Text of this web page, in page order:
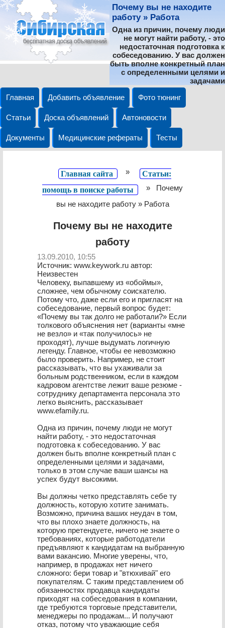
Почему вы не находите
работу » Работа
Одна из причин, почему люди
не могут найти работу, - это
недостаточная подготовка к
собеседованию. У вас должен
быть вполне конкретный план
с определенными целями и
задачами
Главная
Добавить объявление Фото тюнинг
Статьи Доска объявлений Автоновости
Документы Медицинские рефераты Тесты
Главная сайта »
Статьи:
помощь в поиске работы
» Почему
вы не находите работу » Работа
Почему вы не находите
работу
13.09.2010, 10:55
Источник: www.keywork.ru автор:
Неизвестен
Человеку, выпавшему из «обоймы»,
сложнее, чем обычному соискателю.
Потому что, даже если его и пригласят на
собеседование, первый вопрос будет:
«Почему вы так долго не работали?» Если
толкового объяснения нет (варианты «мне
не везло» и «так получилось» не
проходят), лучше выдумать логичную
легенду. Главное, чтобы ее невозможно
было проверить. Например, не стоит
рассказывать, что вы ухаживали за
больным родственником, если в каждом
кадровом агентстве лежит ваше резюме -
сотруднику департамента персонала это
легко выяснить, рассказывает
www.efamily.ru.
Одна из причин, почему люди не могут
найти работу, - это недостаточная
подготовка к собеседованию. У вас
должен быть вполне конкретный план с
определенными целями и задачами,
только в этом случае ваши шансы на
успех будут высокими.
Вы должны четко представлять себе ту
должность, которую хотите занимать.
Возможно, причина ваших неудач в том,
что вы плохо знаете должность, на
которую претендуете, ничего не знаете о
требованиях, которые работодатели
предъявляют к кандидатам на выбранную
вами вакансию. Многие уверены, что,
например, в продажах нет ничего
сложного: бери товар и "втюхивай" его
покупателям. С таким представлением об
обязанностях продавца кандидаты
приходят на собеседования в компании,
где требуются торговые представители,
менеджеры по продажам... И получают
отказ, потому что уважающие себя